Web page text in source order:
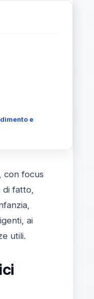
e
con focus
di fatto,
ai
utili.